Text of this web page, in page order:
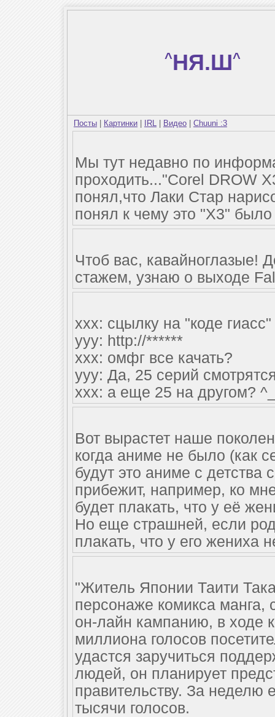
^НЯ.Ш^
Посты Картинки IRL Видео Chuuni :3
Мы тут недавно по
проходить..."Corel DROW
понял,что Лаки Стар
понял к чему это "X3"
Чтоб вас, кавайноглазые!
стажем, узнаю о выходе
xxx: cцылку на "коде гиасс"
yyy: http://******
xxx: омфг все качать?
yyy: Да, 25 серий
xxx: а еще 25 на другом?
Вот вырастет наше
когда аниме не было (как
будут это аниме с детства
прибежит, например, ко
будет плакать, что у её
Но еще страшней, если
плакать, что у его жениха
"Житель Японии Таити
персонаже комикса манга,
он-лайн кампанию, в ходе
миллиона голосов
удастся заручиться
людей, он планирует
правительству. За неделю
тысячи голосов.